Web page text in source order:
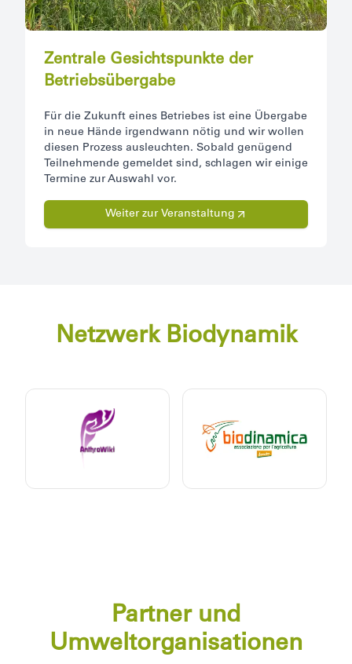
Zentrale Gesichtspunkte der
Betriebsübergabe
Für die Zukunft eines Betriebes ist eine Übergabe
in neue Hände irgendwann nötig und wir wollen
diesen Prozess ausleuchten. Sobald genügend
Teilnehmende gemeldet sind, schlagen wir einige
Termine zur Auswahl vor.
Weiter zur Veranstaltung
Netzwerk Biodynamik
Partner und
Umweltorganisationen